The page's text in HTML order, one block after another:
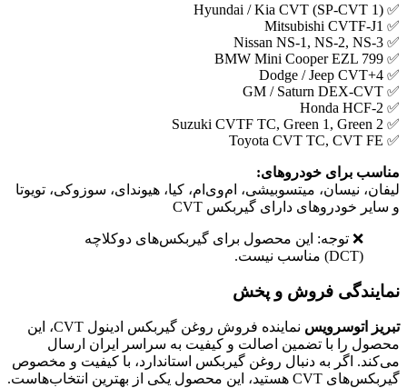
✅ Hyundai / Kia CVT (SP-CVT 1)
✅ Mitsubishi CVTF-J1
✅ Nissan NS-1, NS-2, NS-3
✅ BMW Mini Cooper EZL 799
✅ Dodge / Jeep CVT+4
✅ GM / Saturn DEX-CVT
✅ Honda HCF-2
✅ Suzuki CVTF TC, Green 1, Green 2
✅ Toyota CVT TC, CVT FE
مناسب برای خودروهای:
لیفان، نیسان، میتسوبیشی، ام‌وی‌ام، کیا، هیوندای، سوزوکی، تویوتا
و سایر خودروهای دارای گیربکس CVT
❌ توجه: این محصول برای گیربکس‌های دوکلاچه
(DCT) مناسب نیست.
نمایندگی فروش و پخش
تبریز اتوسرویس
نماینده فروش روغن گیربکس ادینول CVT، این
محصول را با تضمین اصالت و کیفیت به سراسر ایران ارسال
می‌کند. اگر به دنبال روغن گیربکس استاندارد، با کیفیت و مخصوص
گیربکس‌های CVT هستید، این محصول یکی از بهترین انتخاب‌هاست.